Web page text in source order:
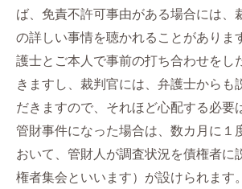
ば、免責不許可事由がある場合には、
の詳しい事情を聴かれることがありま
護士とご本人で事前の打ち合わせをし
きますし、裁判官には、弁護士からも
だきますので、それほど心配する必要
管財事件になった場合は、数カ月に１
おいて、管財人が調査状況を債権者に
権者集会といいます）が設けられます